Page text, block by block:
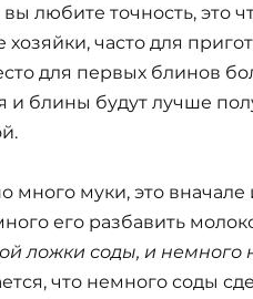
любите точность, это
часто для
для первых блинов
и блины будут лучше
много муки, это
его разбавить
ложки соды, и немного
что немного соды